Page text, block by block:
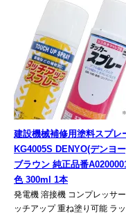
建設機械補修用塗料スプレ
KG4005S DENYO(デンヨ
ブラウン 純正品番
色 300ml 1本
発電機 溶接機 コンプレッサ
ッチアップ 重ね塗り可能 ラ